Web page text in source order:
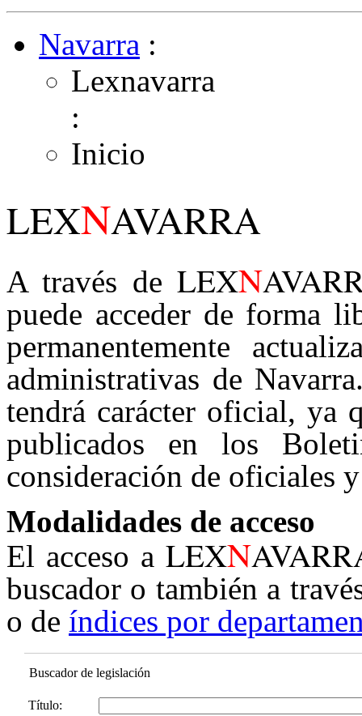
Navarra :
Lexnavarra
:
Inicio
LEXNAVARRA
A través de LEXN
puede acceder de forma
permanentemente
administrativas de
tendrá carácter oficial, ya
publicados en los
consideración de oficiales
Modalidades de acceso
El acceso aLEXN
buscador o también a
o de índices por
Buscador de legislación
Título: